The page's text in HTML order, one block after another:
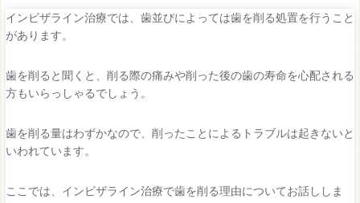
インビザライン治療では、歯並びによっては歯を削る処置を行うこと
があります。
歯を削ると聞くと、削る際の痛みや削った後の歯の寿命を心配される
方もいらっしゃるでしょう。
歯を削る量はわずかなので、削ったことによるトラブルは起きないと
いわれています。
ここでは、インビザライン治療で歯を削る理由についてお話ししま